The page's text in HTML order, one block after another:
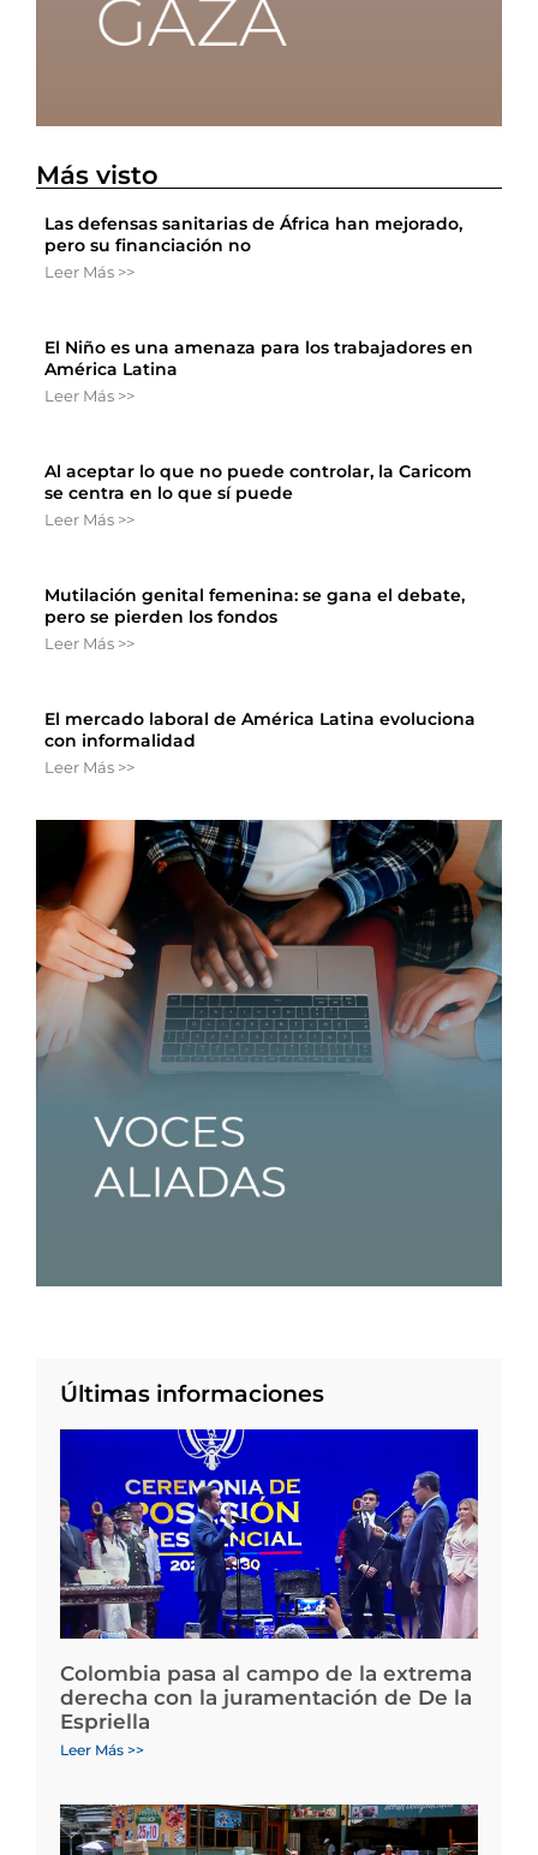
Más visto
Las defensas sanitarias de África han mejorado,
pero su financiación no
Leer Más >>
El Niño es una amenaza para los trabajadores en
América Latina
Leer Más >>
Al aceptar lo que no puede controlar, la Caricom
se centra en lo que sí puede
Leer Más >>
Mutilación genital femenina: se gana el debate,
pero se pierden los fondos
Leer Más >>
El mercado laboral de América Latina evoluciona
con informalidad
Leer Más >>
Últimas informaciones
Colombia pasa al campo de la extrema
derecha con la juramentación de De la
Espriella
Leer Más >>